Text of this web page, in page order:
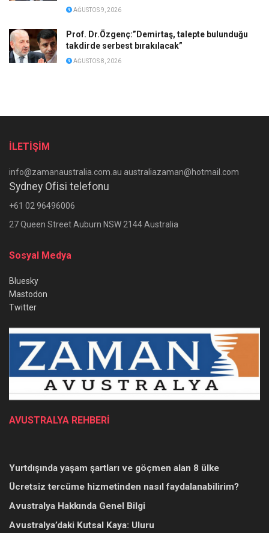
AĞUSTOS 9, 2026
Prof. Dr.Özgenç:”Demirtaş, talepte bulunduğu
takdirde serbest bırakılacak”
AĞUSTOS 8, 2026
İLETİŞİM
info@zamanaustralia.com.au australiazaman@hotmail.com
Sydney Ofisi telefonu
+61 02 96496006
27 Queen Street Auburn NSW 2144 Australia
Sosyal Medya
Bluesky
Mastodon
Twitter
AVUSTRALYA REHBERİ
Yurtdışında yaşam şartları ve göçmen alan 8 ülke
Ücretsiz tercüme hizmetinden nasıl faydalanabilirim?
Avustralya Hakkında Genel Bilgi
Avustralya’daki Kutsal Kaya: Uluru